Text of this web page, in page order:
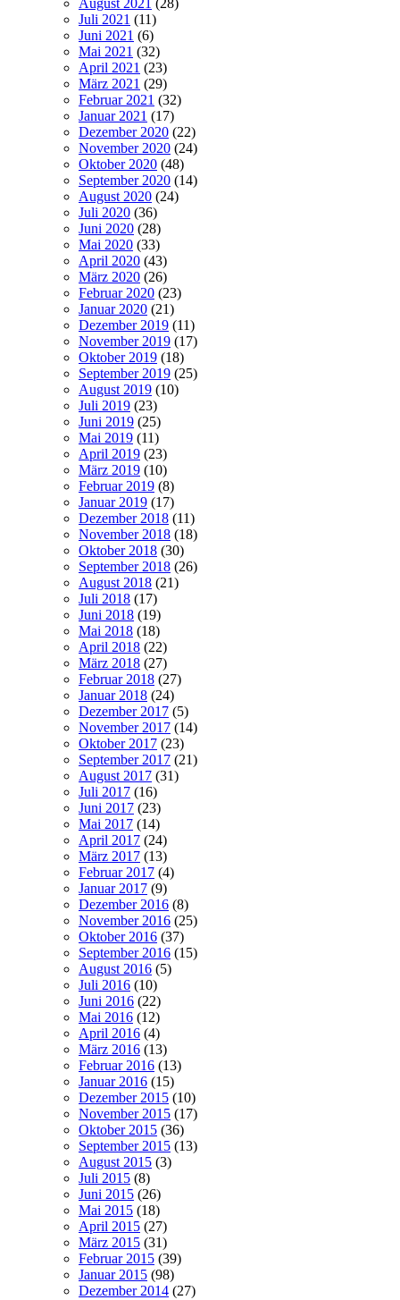
August 2021
(28)
Juli 2021 (11)
Juni 2021 (6)
Mai 2021 (32)
April 2021 (23)
März 2021 (29)
Februar 2021 (32)
Januar 2021 (17)
Dezember 2020 (22)
November 2020 (24)
Oktober 2020 (48)
September 2020 (14)
August 2020 (24)
Juli 2020 (36)
Juni 2020 (28)
Mai 2020 (33)
April 2020 (43)
März 2020 (26)
Februar 2020 (23)
Januar 2020 (21)
Dezember 2019 (11)
November 2019 (17)
Oktober 2019 (18)
September 2019 (25)
August 2019 (10)
Juli 2019 (23)
Juni 2019 (25)
Mai 2019 (11)
April 2019 (23)
März 2019 (10)
Februar 2019 (8)
Januar 2019 (17)
Dezember 2018 (11)
November 2018 (18)
Oktober 2018 (30)
September 2018 (26)
August 2018 (21)
Juli 2018 (17)
Juni 2018 (19)
Mai 2018 (18)
April 2018 (22)
März 2018 (27)
Februar 2018 (27)
Januar 2018 (24)
Dezember 2017 (5)
November 2017 (14)
Oktober 2017 (23)
September 2017 (21)
August 2017 (31)
Juli 2017 (16)
Juni 2017 (23)
Mai 2017 (14)
April 2017 (24)
März 2017 (13)
Februar 2017 (4)
Januar 2017 (9)
Dezember 2016 (8)
November 2016 (25)
Oktober 2016 (37)
September 2016 (15)
August 2016 (5)
Juli 2016 (10)
Juni 2016 (22)
Mai 2016 (12)
April 2016 (4)
März 2016 (13)
Februar 2016 (13)
Januar 2016 (15)
Dezember 2015 (10)
November 2015 (17)
Oktober 2015 (36)
September 2015 (13)
August 2015 (3)
Juli 2015 (8)
Juni 2015 (26)
Mai 2015 (18)
April 2015 (27)
März 2015 (31)
Februar 2015 (39)
Januar 2015 (98)
Dezember 2014 (27)